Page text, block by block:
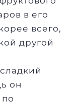
в его
всего,
другой
он